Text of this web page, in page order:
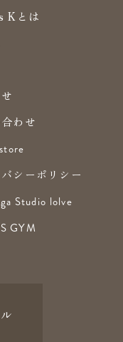
Kとは
わせ
シーポリシー
Studio lolve
GYM